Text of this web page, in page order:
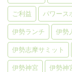
ご利益 パワース
伊勢ランチ 伊勢
伊勢志摩サミット
伊勢神宮 伊勢神